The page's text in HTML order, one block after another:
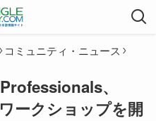
コミュニティ・ニュース
、
ークショップを開